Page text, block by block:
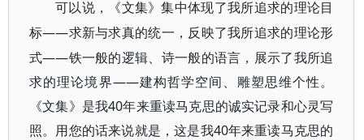
可以说，《文集》集中体现了我所追求的理论目
标——求新与求真的统一，反映了我所追求的理论形
式——铁一般的逻辑、诗一般的语言，展示了我所追
求的理论境界——建构哲学空间、雕塑思维个性。
《文集》是我40年来重读马克思的诚实记录和心灵写
照。用您的话来说就是，这是我40年来重读马克思的